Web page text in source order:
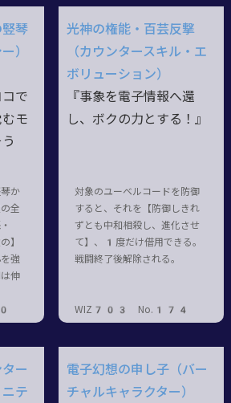
琴
）
で
モ
か
全
】
強
伸
光神の権能・百芸反撃
（カウンタースキル・エ
ボリューション）
『事象を電子情報へ還
し、ボクの力とする！』
対象のユーベルコードを防御
すると、それを【防御しきれ
ずとも中和相殺し、進化させ
て】、1度だけ借用できる。
戦闘終了後解除される。
WIZ703 No.174
ー
テ
電子幻想の申し子（バー
チャルキャラクター）